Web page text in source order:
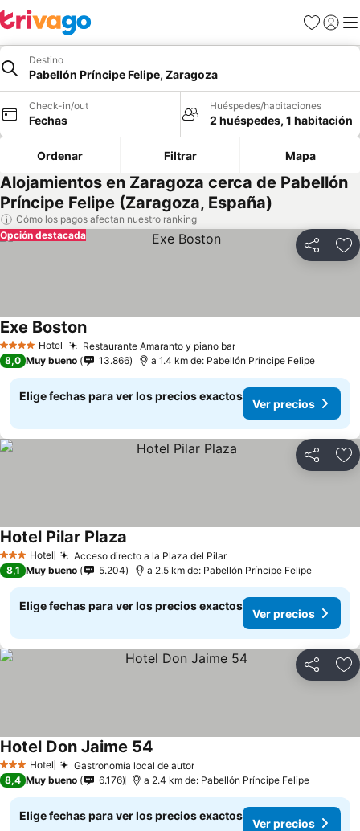
Favoritos
Iniciar
Destino
Pabellón Príncipe Felipe, Zaragoza
Check-in/out
Fechas
Huéspedes/habitaciones
2 huéspedes, 1 habitación
Ordenar Filtrar Mapa
Alojamientos en Zaragoza cerca de Pabellón
Príncipe Felipe (Zaragoza, España)
Cómo los pagos afectan nuestro ranking
Compartir
Opción destacada
4 EstrellasHotel Restaurante Amaranto y piano barVer precios
Exe BostonVer precios
8,0 Muy bueno 13.866 a 1.4 km de: Pabellón Príncipe Felipe
Elige fechas para ver los precios exactos
Ver precios
Compartir
3 Estrellas
Hotel Acceso directo a la Plaza del PilarVer precios
Hotel Pilar Plaza
8,1 Muy bueno 5.204 a 2.5 km de: Pabellón Príncipe Felipe
Elige fechas para ver los precios exactos
Ver precios
Compartir
3 Estrellas
Hotel Gastronomía local de autorVer precios
Hotel Don Jaime 54
8,4 Muy bueno 6.176 a 2.4 km de: Pabellón Príncipe Felipe
Elige fechas para ver los precios exactos
Ver precios